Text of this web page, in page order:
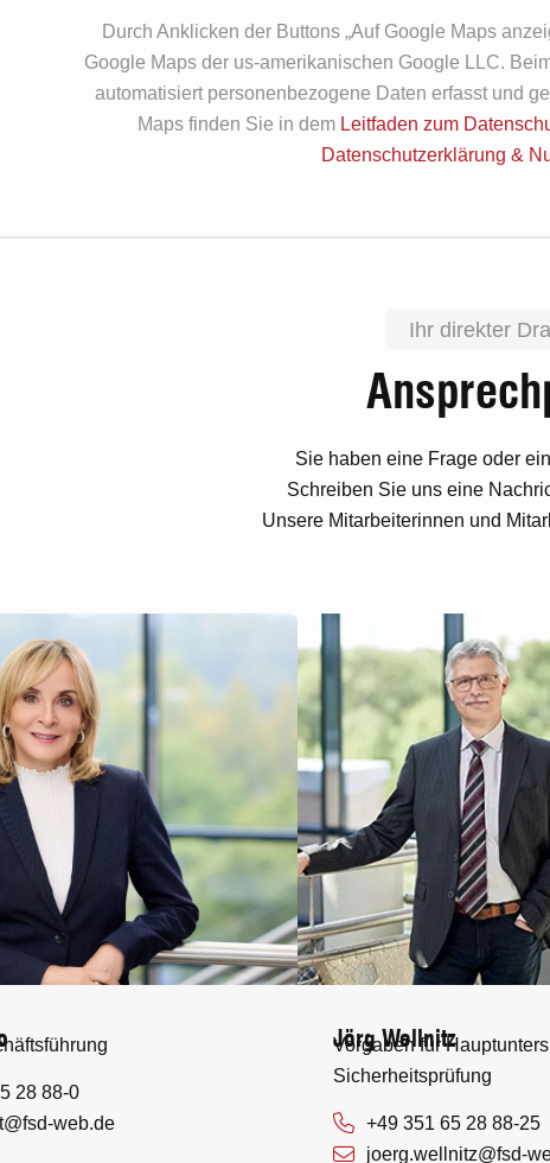
Durch Anklicken der Buttons „Auf Google Maps
Google Maps der us-amerikanischen Google LLC.
automatisiert personenbezogene Daten erfasst und
Maps finden Sie in dem Leitfaden zum
Datenschutzerklärung &
Ihr direkter
Sie haben eine Frage oder
Schreiben Sie uns eine
Unsere Mitarbeiterinnen und
28 88-0
web.de
Jörg Wellnitz
Vorgaben für
Sicherheitsprüfung
+49 351 65 28 88-25
joerg.wellnitz@fsd-